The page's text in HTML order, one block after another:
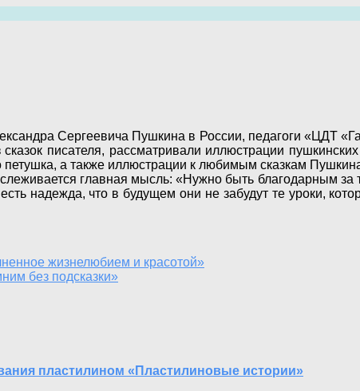
Сергеевича Пушкина в России, педагоги «ЦДТ
писателя, рассматривали иллюстрации пушкинских
а также иллюстрации к любимым сказкам
главная мысль: «Нужно быть благодарным за
надежда, что в будущем они не забудут те уроки,
жизнелюбием и красотой»
без подсказки»
пластилином «Пластилиновые истории»